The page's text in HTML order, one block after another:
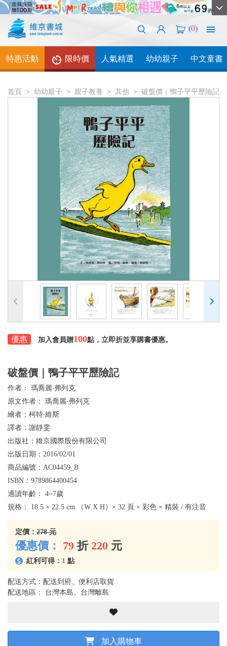
(0)
特惠活動 限時價 人氣精選 幼幼親子 中文童書
首頁 幼幼親子 親子教養 其他 破盤價｜鴨子平平歷險記
優惠 加入會員贈100點，立即折並享購書優惠。
破盤價｜鴨子平平歷險記
作者： 瑪喬麗‧弗列克
原文作者： 瑪喬麗‧弗列克
繪者： 柯特‧維斯
譯者： 謝靜雯
出版社： 維京國際股份有限公司
出版日期： 2016/02/01
商品編號： AC04459_B
ISBN： 9789864400454
適讀年齡： 4~7歲
規格： 18.5 × 22.5 cm （W X H）× 32 頁 × 彩色 × 精裝 / 有注音
定價： 278 元
優惠價： 79 折 220 元
紅利可得： 1 點
配送方式：配送到府、便利店取貨
配送地區： 台灣本島、台灣離島
加入購物車